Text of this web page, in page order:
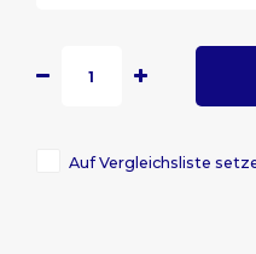
Auf Vergleichsliste